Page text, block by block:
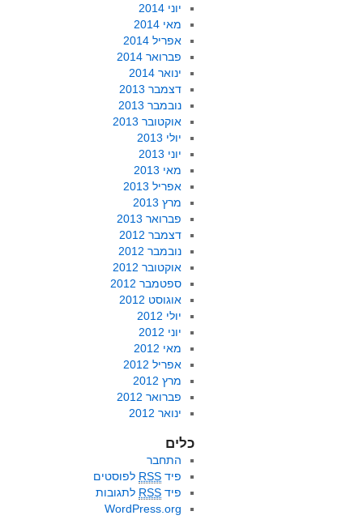
יוני 2014
מאי 2014
אפריל 2014
פברואר 2014
ינואר 2014
דצמבר 2013
נובמבר 2013
אוקטובר 2013
יולי 2013
יוני 2013
מאי 2013
אפריל 2013
מרץ 2013
פברואר 2013
דצמבר 2012
נובמבר 2012
אוקטובר 2012
ספטמבר 2012
אוגוסט 2012
יולי 2012
יוני 2012
מאי 2012
אפריל 2012
מרץ 2012
פברואר 2012
ינואר 2012
כלים
התחבר
פיד RSS לפוסטים
פיד RSS לתגובות
WordPress.org